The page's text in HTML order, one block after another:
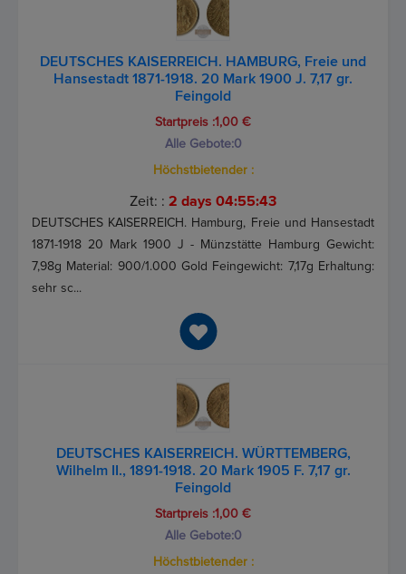
DEUTSCHES KAISERREICH. HAMBURG, Freie und
Hansestadt 1871-1918. 20 Mark 1900 J. 7,17 gr.
Feingold
Startpreis :1,00 €
Alle Gebote:0
Höchstbietender :
Zeit: : 2 days 04:55:43
DEUTSCHES KAISERREICH. Hamburg, Freie und Hansestadt
1871-1918 20 Mark 1900 J - Münzstätte Hamburg Gewicht:
7,98g Material: 900/1.000 Gold Feingewicht: 7,17g Erhaltung:
sehr sc...
DEUTSCHES KAISERREICH. WÜRTTEMBERG,
Wilhelm II., 1891-1918. 20 Mark 1905 F. 7,17 gr.
Feingold
Startpreis :1,00 €
Alle Gebote:0
Höchstbietender :